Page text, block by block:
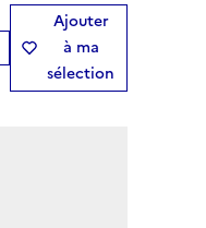
Ajouter
à ma
sélection